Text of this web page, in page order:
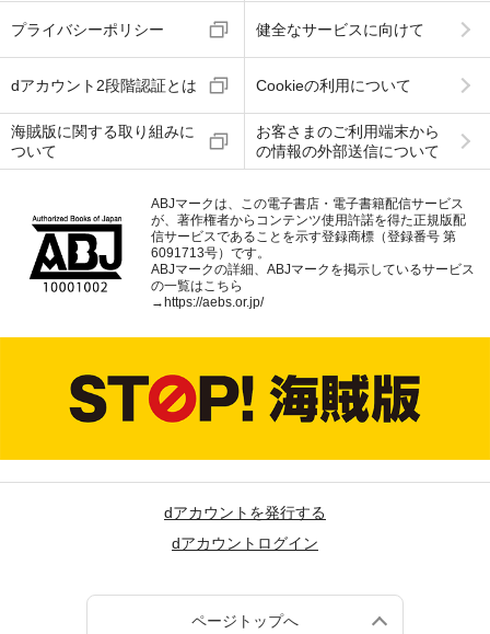
プライバシーポリシー 健全なサービスに向けて
dアカウント2段階認証とは Cookieの利用について
海賊版に関する取り組みに
ついて
お客さまのご利用端末から
の情報の外部送信について
ABJマークは、この電子書店・電子書籍配信サービス
が、著作権者からコンテンツ使用許諾を得た正規版配
信サービスであることを示す登録商標（登録番号 第
6091713号）です。
ABJマークの詳細、ABJマークを掲示しているサービス
の一覧はこちら
→ https://aebs.or.jp/
dアカウントを発行する
dアカウントログイン
ページトップへ